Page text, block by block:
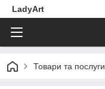
LadyArt
Товари та послуги